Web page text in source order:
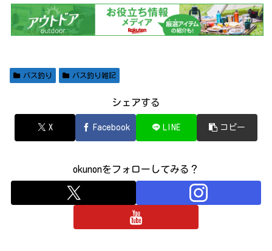
バス釣り バス釣り雑記
シェアする
X Facebook LINE コピー
okunonをフォローしてみる？